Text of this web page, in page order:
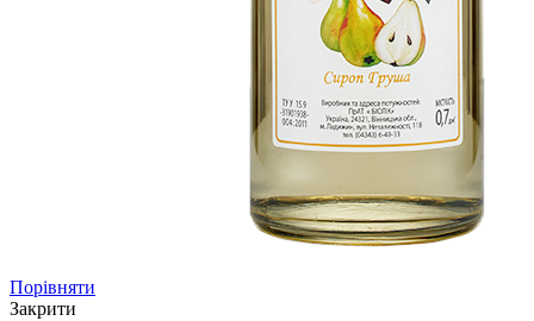
Порівняти
Закрити